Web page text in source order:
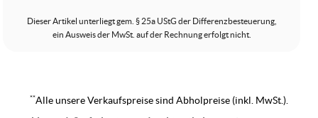
Dieser Artikel unterliegt gem. § 25a UStG der Differenzbesteuerung,
ein Ausweis der MwSt. auf der Rechnung erfolgt nicht.
**Alle unsere Verkaufspreise sind Abholpreise (inkl. MwSt.).